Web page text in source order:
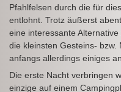
Pfahlfelsen durch die für
entlohnt. Trotz äußerst
eine interessante
die kleinsten Gesteins-
anfangs allerdings einiges
Die erste Nacht verbringen
einzige auf einem